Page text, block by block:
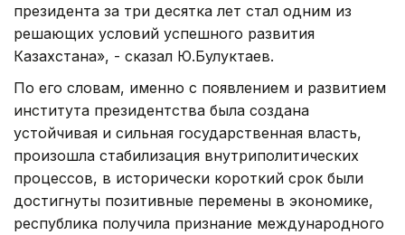
президента за три десятка лет стал одним из
решающих условий успешного развития
Казахстана», - сказал Ю.Булуктаев.
По его словам, именно с появлением и развитием
института президентства была создана
устойчивая и сильная государственная власть,
произошла стабилизация внутриполитических
процессов, в исторически короткий срок были
достигнуты позитивные перемены в экономике,
республика получила признание международного